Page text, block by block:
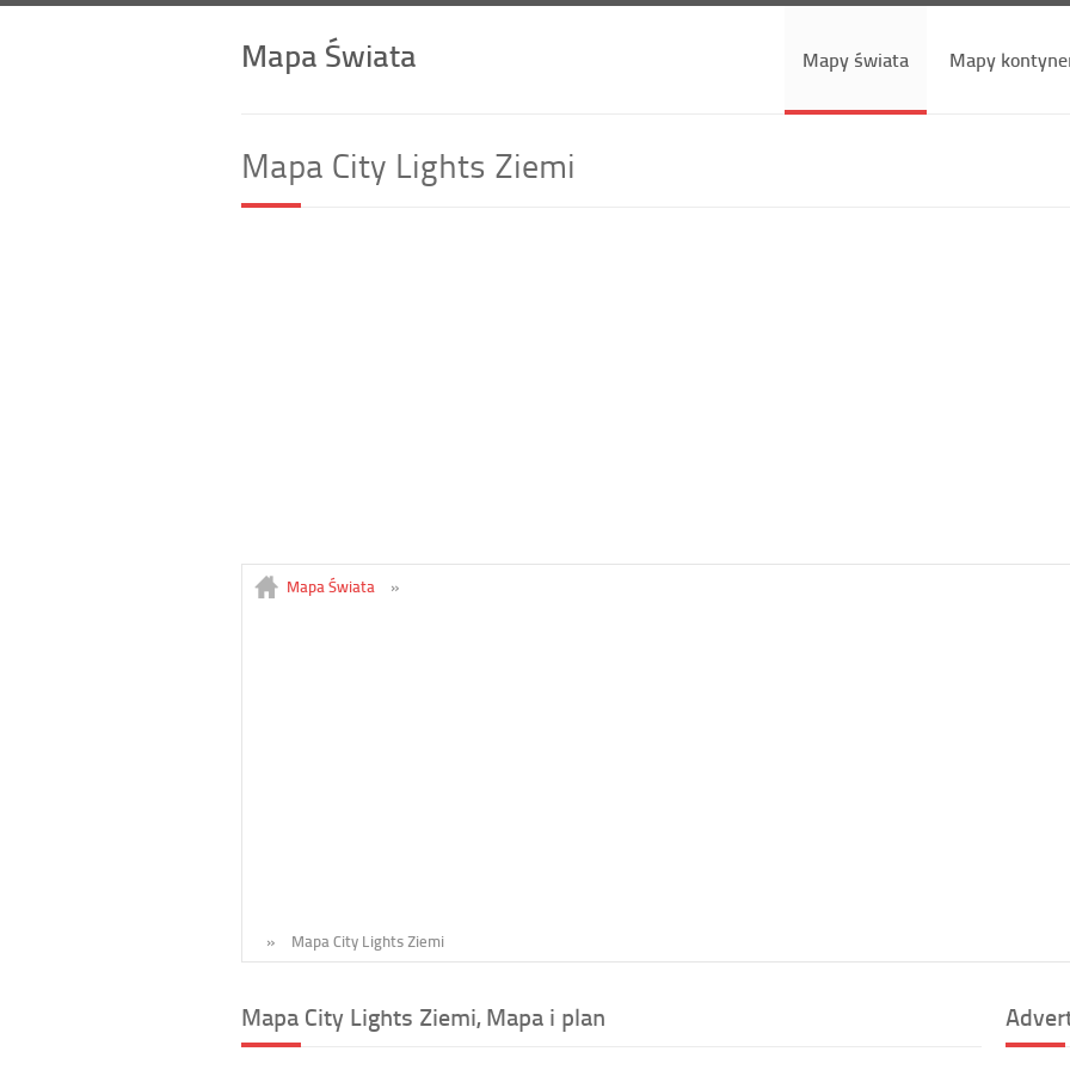
Mapa Świata Mapy świata Mapy
Mapa City Lights Ziemi
Mapa Świata »
» Mapa City Lights Ziemi
Mapa City Lights Ziemi, Mapa i plan